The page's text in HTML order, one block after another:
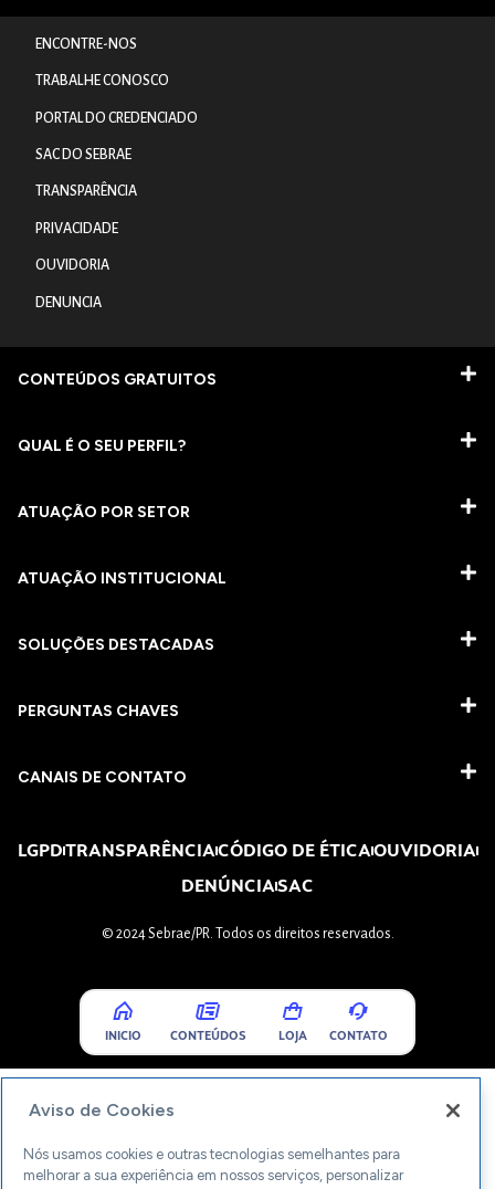
ENCONTRE-NOS
TRABALHE CONOSCO
PORTAL DO CREDENCIADO
SAC DO SEBRAE
TRANSPARÊNCIA
PRIVACIDADE
OUVIDORIA
DENUNCIA
CONTEÚDOS GRATUITOS
QUAL É O SEU PERFIL?
ATUAÇÃO POR SETOR
ATUAÇÃO INSTITUCIONAL
SOLUÇÕES DESTACADAS
PERGUNTAS CHAVES​
CANAIS DE CONTATO
LGPDTRANSPARÊNCIACÓDIGO DE ÉTICAOUVIDORIA
DENÚNCIASAC
© 2024 Sebrae/PR. Todos os direitos reservados.
INICIO CONTEÚDOS LOJA CONTATO
Aviso de Cookies
Nós usamos cookies e outras tecnologias semelhantes para
melhorar a sua experiência em nossos serviços, personalizar